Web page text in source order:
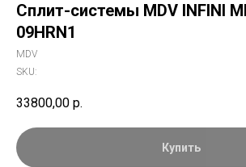
Сплит-системы MDV INFINI
09HRN1
MDV
SKU:
33800,00 р.
Купить